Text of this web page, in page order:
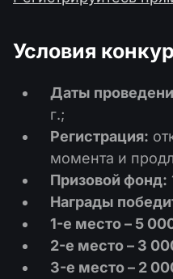
Криптовалюта
Календарь
Форум Трейдеров
Что такое торговля
Что такое ECN
Что такое Форекс
История
Связаться с нами
Условия
Даты
г.;
Регистрация:
момента и
Призовой фонд:
Награды
1-е место – 5
2-е место – 3
3-е место – 2